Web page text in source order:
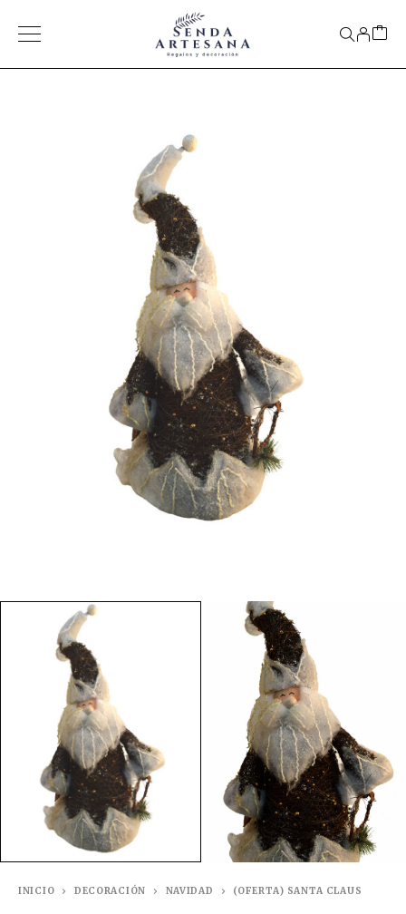
INICIO DECORACIÓN NAVIDAD (OFERTA) SANTA CLAUS